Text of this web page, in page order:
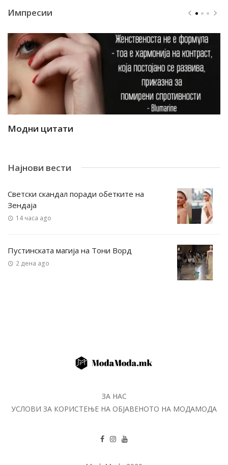
Импресии
Модни цитати
Најнови вести
Светски скандал поради обетките на
Зендаја
14 часа ago
Пустинската магија на Тони Ворд
2 дена ago
ЗА НАС
УСЛОВИ ЗА КОРИСТЕЊЕ НА ОБЈАВЕНОТО НА МОДАМОДА